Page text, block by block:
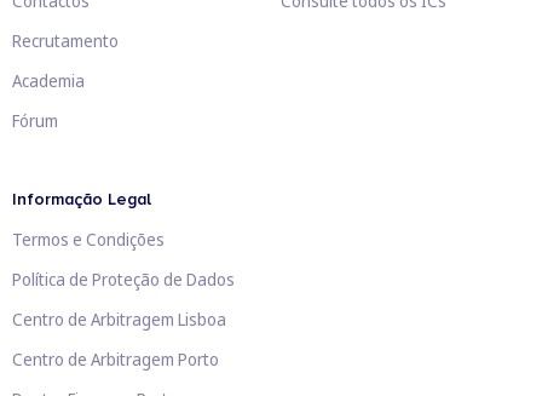
Recrutamento
Academia
Fórum
Informação Legal
Termos e Condições
Política de Proteção de Dados
Centro de Arbitragem Lisboa
Centro de Arbitragem Porto